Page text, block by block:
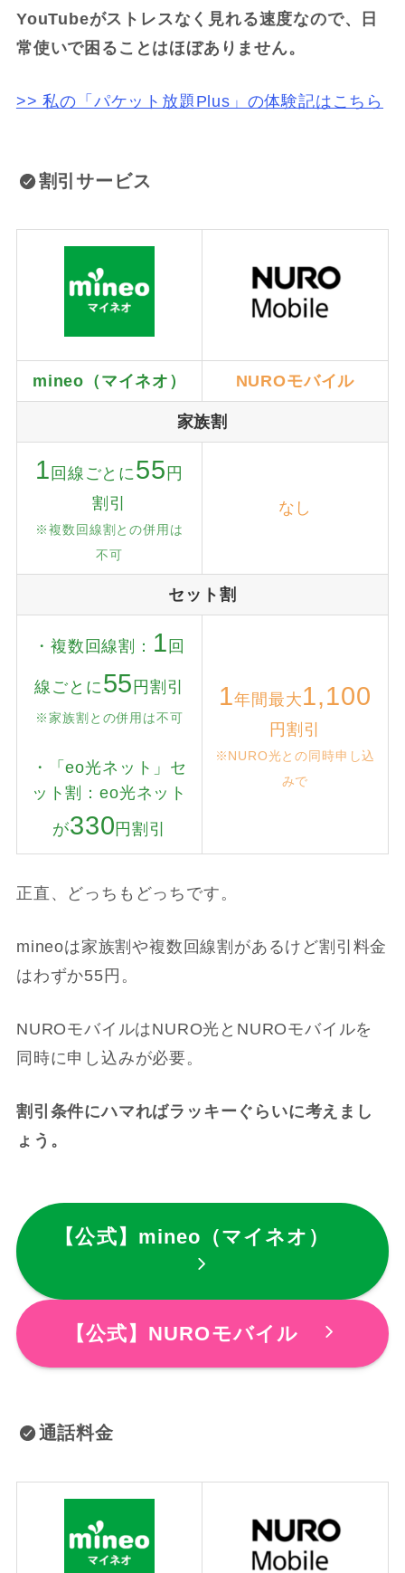
YouTubeがストレスなく見れる速度なので、日
常使いで困ることはほぼありません。
>> 私の「パケット放題Plus」の体験記はこちら
割引サービス
mineo（マイネオ） NUROモバイル
家族割
1 回線ごとに55 円
割引
※複数回線割との併用は
不可
なし
セット割
・複数回線割： 1 回
線ごとに55 円割引
※家族割との併用は不可
・「eo光ネット」セ
ット割：eo光ネット
が330 円割引
1年間最大1,100
円割引
※NURO光との同時申し込
みで
正直、どっちもどっちです。
mineoは家族割や複数回線割があるけど割引料金
はわずか55円。
NUROモバイルはNURO光とNUROモバイルを
同時に申し込みが必要。
割引条件にハマればラッキーぐらいに考えまし
ょう。
【公式】mineo（マイネオ）
【公式】NUROモバイル
通話料金